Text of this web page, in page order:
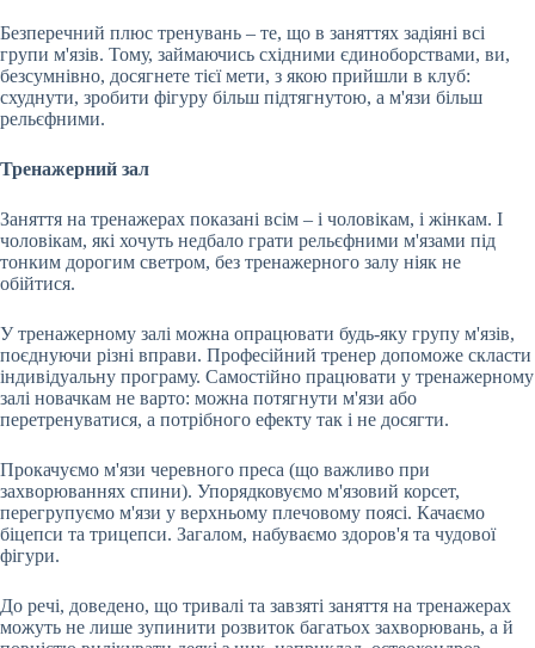
Безперечний плюс тренувань – те, що в заняттях задіяні всі
групи м'язів. Тому, займаючись східними єдиноборствами, ви,
безсумнівно, досягнете тієї мети, з якою прийшли в клуб:
схуднути, зробити фігуру більш підтягнутою, а м'язи більш
рельєфними.
Тренажерний зал
Заняття на тренажерах показані всім – і чоловікам, і жінкам. І
чоловікам, які хочуть недбало грати рельєфними м'язами під
тонким дорогим светром, без тренажерного залу ніяк не
обійтися.
У тренажерному залі можна опрацювати будь-яку групу м'язів,
поєднуючи різні вправи. Професійний тренер допоможе скласти
індивідуальну програму. Самостійно працювати у тренажерному
залі новачкам не варто: можна потягнути м'язи або
перетренуватися, а потрібного ефекту так і не досягти.
Прокачуємо м'язи черевного преса (що важливо при
захворюваннях спини). Упорядковуємо м'язовий корсет,
перегрупуємо м'язи у верхньому плечовому поясі. Качаємо
біцепси та трицепси. Загалом, набуваємо здоров'я та чудової
фігури.
До речі, доведено, що тривалі та завзяті заняття на тренажерах
можуть не лише зупинити розвиток багатьох захворювань, а й